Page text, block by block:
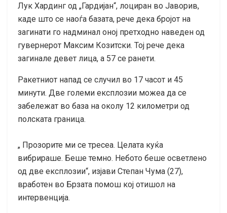
Лук Хардинг од „Гардијан“, лоциран во Јаворив,
каде што се наоѓа базата, рече дека бројот на
загинати го надминал оној претходно наведен од
гувернерот Максим Козитски. Тој рече дека
загинале девет лица, а 57 се ранети.
Ракетниот напад се случил во 17 часот и 45
минути. Две големи експлозии можеа да се
забележат во база на околу 12 километри од
полската граница.
„ Прозорите ми се тресеа. Целата куќа
вибрираше. Беше темно. Небото беше осветлено
од две експлозии“, изјави Степан Чума (27),
вработен во Брзата помош кој отишол на
интервенција.